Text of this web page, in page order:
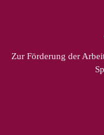
Zur Förderung der